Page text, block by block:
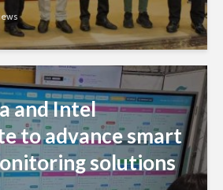
and Intel
to advance smart
solutions